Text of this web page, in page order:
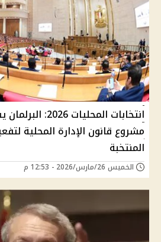
انتخابات المحليات
مشروع قانون الإدارة المحلية
المنتخبة
الخميس 26/مارس/2026 - 12:53 م